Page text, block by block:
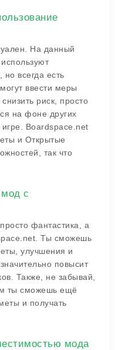
На данный
всегда есть
ввести меры
риск, просто
на фоне других
игре. Boardspace.net
и Открытые
так что
с
фантастика, а
Ты сможешь
улучшения и
повысит
Также, не забывай,
ты сможешь ещё
и получать
мода